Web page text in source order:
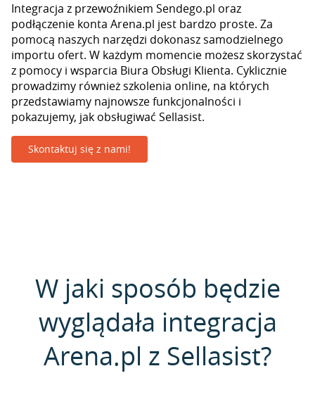
Integracja z przewoźnikiem Sendego.pl oraz
podłączenie konta Arena.pl jest bardzo proste. Za
pomocą naszych narzędzi dokonasz samodzielnego
importu ofert. W każdym momencie możesz skorzystać
z pomocy i wsparcia Biura Obsługi Klienta. Cyklicznie
prowadzimy również szkolenia online, na których
przedstawiamy najnowsze funkcjonalności i
pokazujemy, jak obsługiwać Sellasist.
Skontaktuj się z nami!
W jaki sposób będzie
wyglądała integracja
Arena.pl z Sellasist?